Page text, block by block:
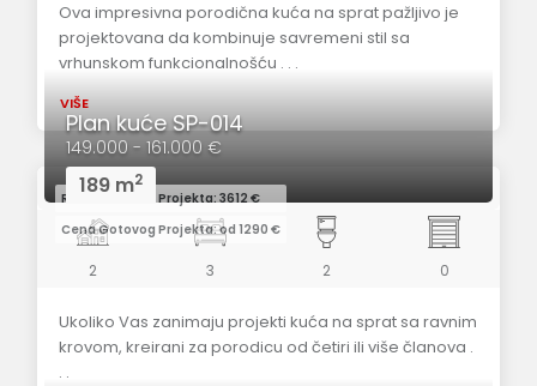
Ova impresivna porodična kuća na sprat pažljivo je
projektovana da kombinuje savremeni stil sa
vrhunskom funkcionalnošću . . .
VIŠE
Redovna Cena Projekta: 3612 €
Cena Gotovog Projekta: od 1290 €
Plan kuće SP-014
149.000 - 161.000 €
189 m2
2 3 2 0
Ukoliko Vas zanimaju projekti kuća na sprat sa ravnim
krovom, kreirani za porodicu od četiri ili više članova .
. .